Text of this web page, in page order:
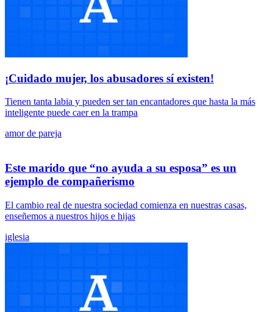
¡Cuidado mujer, los abusadores sí existen!
Tienen tanta labia y pueden ser tan encantadores que hasta la más
inteligente puede caer en la trampa
amor de pareja
Este marido que “no ayuda a su esposa” es un
ejemplo de compañerismo
El cambio real de nuestra sociedad comienza en nuestras casas,
enseñemos a nuestros hijos e hijas
iglesia